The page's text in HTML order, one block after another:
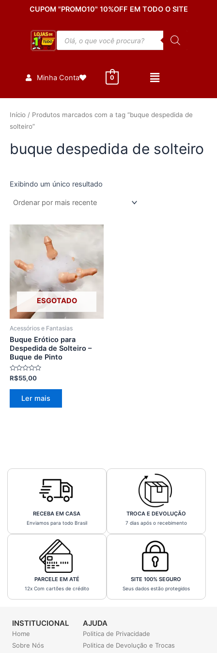
CUPOM "PROMO10" 10%OFF EM TODO O SITE
Pesquisar
produtos
Minha Conta 0
Início / Produtos marcados com a tag “buque despedida de
solteiro”
buque despedida de solteiro
Exibindo um único resultado
ESGOTADO
Acessórios e Fantasias
Buque Erótico para
Despedida de Solteiro –
Buque de Pinto
Avaliação
de
R$55,00
Ler mais
RECEBA EM CASA
Enviamos para todo Brasil
TROCA E DEVOLUÇÃO
7 dias após o recebimento
PARCELE EM ATÉ
12x Com cartões de crédito
SITE 100% SEGURO
Seus dados estão protegidos
INSTITUCIONAL
Home
Sobre Nós
AJUDA
Politica de Privacidade
Politica de Devolução e Trocas